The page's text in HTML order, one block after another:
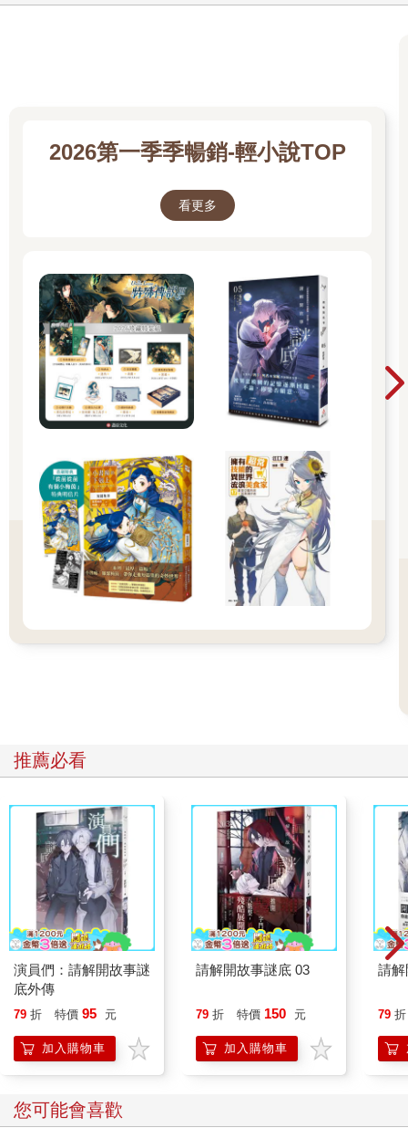
2026第一季季暢銷-輕小說TOP
看更多
推薦必看
演員們：請解開故事謎
底外傳
79 折 特價 95 元
加入購物車
請解開故事謎底 03
79 折 特價 150 元
加入購物車
請解
79 折
您可能會喜歡